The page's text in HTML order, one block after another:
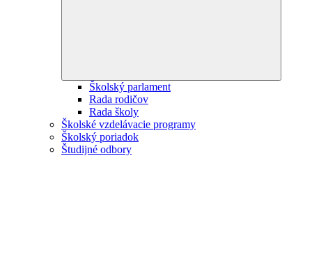
Školský parlament
Rada rodičov
Rada školy
Školské vzdelávacie programy
Školský poriadok
Študijné odbory